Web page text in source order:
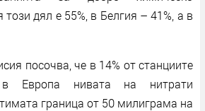
дял е 55%, в Белгия – 41%, а в
посочва, че в 14% от станциите
Европа нивата на нитрати
граница от 50 милиграма на